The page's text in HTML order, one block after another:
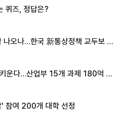
퀴즈, 정답은?
나오나…한국 新통상정책 교두보 활
운다…산업부 15개 과제 180억 지
참여 200개 대학 선정